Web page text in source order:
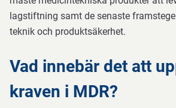
lagstiftning samt de senaste
teknik och produktsäkerhet.
Vad innebär det att
kraven i MDR?